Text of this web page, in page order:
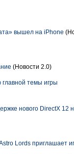
вышел на iPhone
(Новости 2.0)
главной темы игры
нового DirectX 12
Lords приглашает